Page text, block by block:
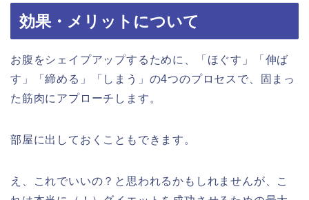
効果・メリットについて
お腹をシェイプアップするために、「ほぐす」「伸ば
す」「締める」「しまう」の4つのプロセスで、固まっ
た筋肉にアプローチします。
部屋に出しておくこともできます。
え、これでいいの？と思われるかもしれませんが、こ